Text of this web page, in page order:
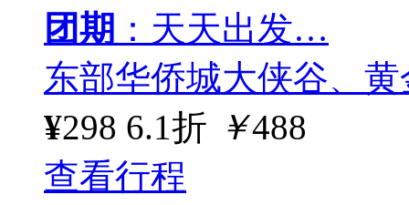
团期 ：天天出发…
东部华侨城大侠谷、
¥298 6.1折 ￥488
查看行程